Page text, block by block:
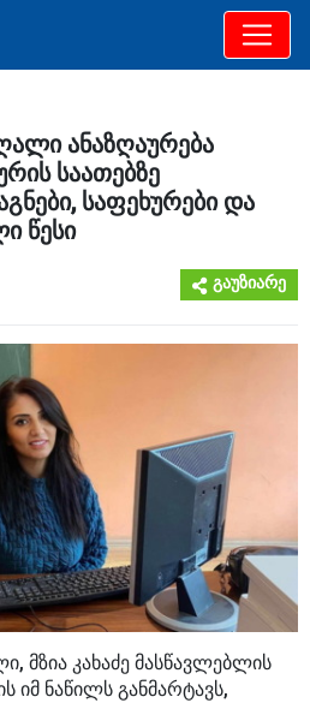
ანაზღაურება
საათებზე
საფეხურები და
წესი
გაუზიარე
მზია კახაძე მასწავლებლის
ნაწილს განმარტავს,